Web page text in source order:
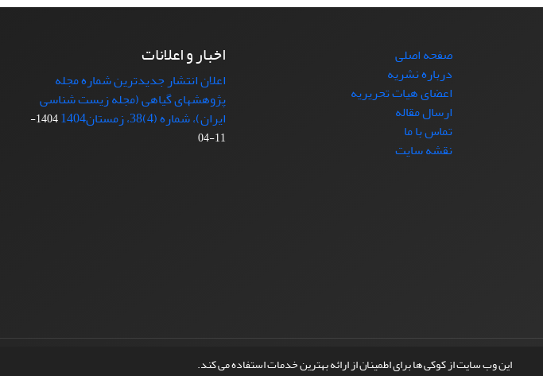
این وب سایت از کوکی ها برای اطمینان از ارائه بهترین خدمات استفاده می کند.
صفحه اصلی
درباره نشریه
اعضای هیات تحریریه
ارسال مقاله
تماس با ما
نقشه سایت
اخبار و اعلانات
اعلان انتشار جدیدترین شماره مجله
پژوهشهای گیاهی (مجله زیست شناسی
ایران)، شماره (4)38، زمستان1404
1404-
11-04
© سامانه مدیریت نشریات علمی.طراحی و پیاده سازی از